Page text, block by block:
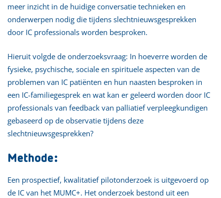
meer inzicht in de huidige conversatie technieken en
onderwerpen nodig die tijdens slechtnieuwsgesprekken
door IC professionals worden besproken.
Hieruit volgde de onderzoeksvraag: In hoeverre worden de
fysieke, psychische, sociale en spirituele aspecten van de
problemen van IC patiënten en hun naasten besproken in
een IC-familiegesprek en wat kan er geleerd worden door IC
professionals van feedback van palliatief verpleegkundigen
gebaseerd op de observatie tijdens deze
slechtnieuwsgesprekken?
Methode:
Een prospectief, kwalitatief pilotonderzoek is uitgevoerd op
de IC van het MUMC+. Het onderzoek bestond uit een